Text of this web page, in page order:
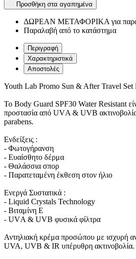
Προσθήκη στα αγαπημένα
ΔΩΡΕΑΝ ΜΕΤΑΦΟΡΙΚΑ για
Παραλαβή από το κατάστημα
Περιγραφή
Χαρακτηριστικά
Αποστολές
Youth Lab Promo Sun & After Travel Set
Το Body Guard SPF30 Water Resistant
προστασία από UVΑ & UVB
parabens.
Ενδείξεις :
- Φωτογήρανση
- Ευαίσθητο δέρμα
- Θαλάσσια σπορ
- Παρατεταμένη έκθεση στον ήλιο
Ενεργά Συστατικά :
- Liquid Crystals Technology
- Βιταμίνη Ε
- UVΑ & UVB φυσικά φίλτρα
Αντηλιακή κρέμα προσώπου με ισχυρή
UVA, UVB & IR υπέρυθρη ακτινοβολία.